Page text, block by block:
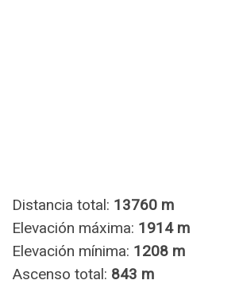
Distancia total: 13760 m
Elevación máxima: 1914 m
Elevación mínima: 1208 m
Ascenso total: 843 m